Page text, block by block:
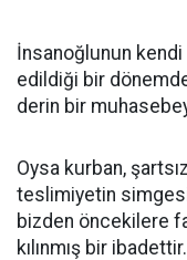
İnsanoğlunun
edildiği bir
derin bir
Oysa kurban,
teslimiyetin
bizden öncekilere
kılınmış bir